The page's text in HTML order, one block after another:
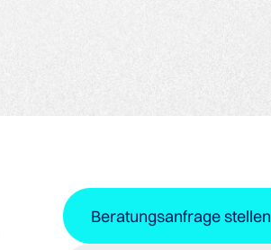
Beratungsanfrage stellen